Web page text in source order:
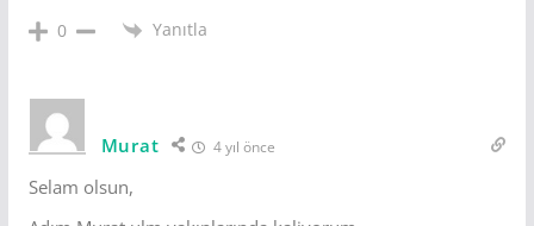
0 Yanıtla
Murat 4 yıl önce
Selam olsun,